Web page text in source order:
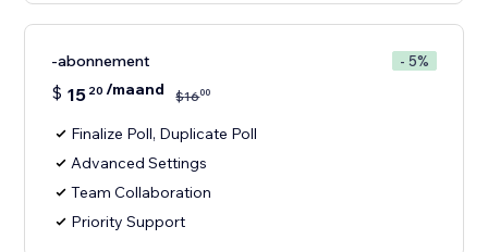
-abonnement - 5%
$ 15 20 /maand $1600
Finalize Poll, Duplicate Poll
Advanced Settings
Team Collaboration
Priority Support